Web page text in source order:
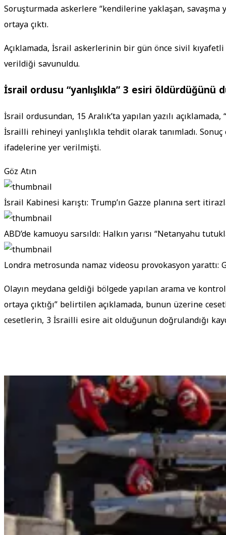
Soruşturmada askerlere “kendilerine yaklaşan,
ortaya çıktı.
Açıklamada, İsrail askerlerinin bir gün önce sivil
verildiği savunuldu.
İsrail ordusu “yanlışlıkla” 3 esiri öldürdüğünü
İsrail ordusundan, 15 Aralık’ta yapılan yazılı
İsrailli rehineyi yanlışlıkla tehdit olarak tanımladı.
ifadelerine yer verilmişti.
Göz Atın
İsrail Kabinesi karıştı: Trump’ın Gazze planına sert
ABD’de kamuoyu sarsıldı: Halkın yarısı “Netanyahu
Londra metrosunda namaz videosu provokasyon yarattı:
Olayın meydana geldiği bölgede yapılan arama ve
ortaya çıktığı” belirtilen açıklamada, bunun üzerine
cesetlerin, 3 İsrailli esire ait olduğunun doğrulandığı